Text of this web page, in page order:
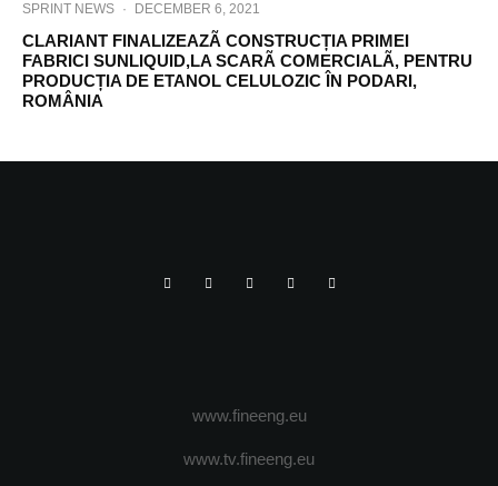
SPRINT NEWS · DECEMBER 6, 2021
CLARIANT FINALIZEAZÃ CONSTRUCȚIA PRIMEI
FABRICI SUNLIQUID,LA SCARÃ COMERCIALÃ, PENTRU
PRODUCȚIA DE ETANOL CELULOZIC ÎN PODARI,
ROMÂNIA
www.fineeng.eu
www.tv.fineeng.eu